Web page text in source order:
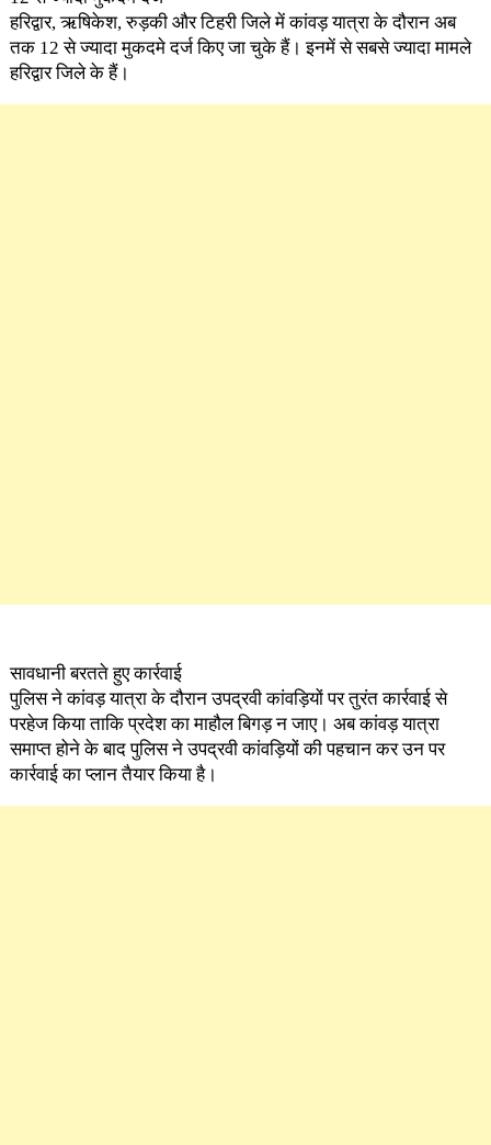
हरिद्वार, ऋषिकेश, रुड़की और टिहरी जिले में कांवड़ यात्रा के दौरान अब
तक 12 से ज्यादा मुकदमे दर्ज किए जा चुके हैं। इनमें से सबसे ज्यादा मामले
हरिद्वार जिले के हैं।
सावधानी बरतते हुए कार्रवाई
पुलिस ने कांवड़ यात्रा के दौरान उपद्रवी कांवड़ियों पर तुरंत कार्रवाई से
परहेज किया ताकि प्रदेश का माहौल बिगड़ न जाए। अब कांवड़ यात्रा
समाप्त होने के बाद पुलिस ने उपद्रवी कांवड़ियों की पहचान कर उन पर
कार्रवाई का प्लान तैयार किया है।